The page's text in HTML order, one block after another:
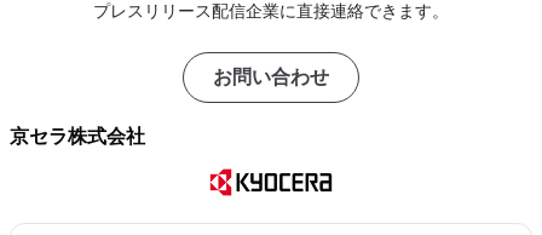
プレスリリース配信企業に直接連絡できます。
お問い合わせ
京セラ株式会社